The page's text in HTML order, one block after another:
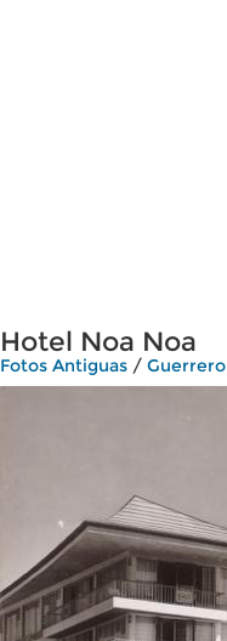
Hotel Noa Noa
Fotos Antiguas / Guerrero